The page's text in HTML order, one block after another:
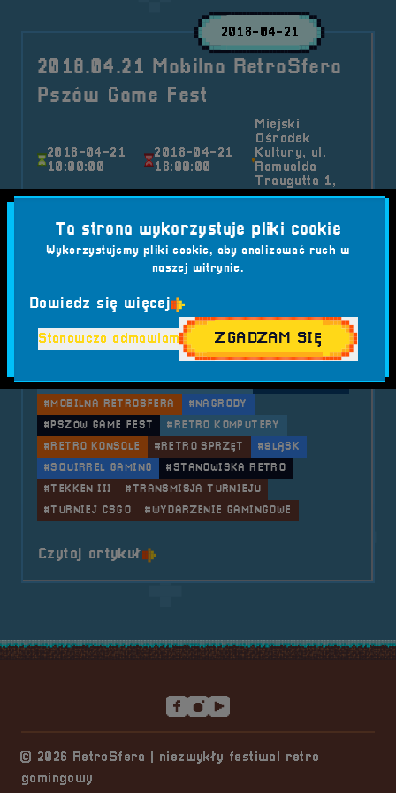
2018-04-21
2018.04.21 Mobilna RetroSfera
Pszów Game Fest
2018-04-21
10:00:00
2018-04-21
18:00:00
Miejski
Ośrodek
Kultury, ul.
Romualda
Traugutta 1,
44-370 Pszów
Nasza podróż z retro-gamingiem nabrała
nowego wymiaru – Mobilna RetroSfera
przekroczyła granice Opolszczyzny i wkroczyła
Kategorie wpisu:
Aktualności Mobilna RetroSfera Wydarzenia
#IKONĄ RETRO
#LOKALNE MEDIA
#MIEJSKI OŚRODEK KULTURY PSZÓW
#MINI TURNIEJ
#MOBILNA RETROSFERA
#NAGRODY
#PSZÓW GAME FEST
#RETRO KOMPUTERY
#RETRO KONSOLE
#RETRO SPRZĘT
#ŚLĄSK
#SQUIRREL GAMING
#STANOWISKA RETRO
#TEKKEN III
#TRANSMISJA TURNIEJU
#TURNIEJ CSGO
#WYDARZENIE GAMINGOWE
Czytaj artykuło tytule 2018.04.21 Mobilna
© 2026 RetroSfera | niezwykły festiwal retro
gamingowy
Ta strona wykorzystuje pliki cookie
Wykorzystujemy pliki cookie, aby analizować ruch w
naszej witrynie.
Dowiedz się więcej
Stanowczo odmawiam ZGADZAM SIĘ